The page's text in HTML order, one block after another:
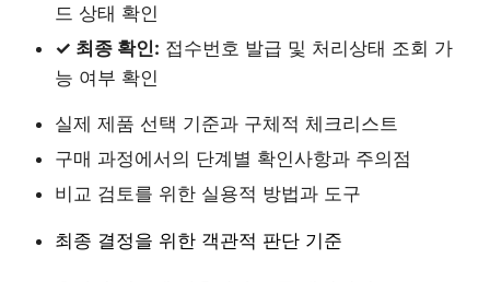
드 상태 확인
✓ 최종 확인: 접수번호 발급 및 처리상태 조회 가
능 여부 확인
실제 제품 선택 기준과 구체적 체크리스트
구매 과정에서의 단계별 확인사항과 주의점
비교 검토를 위한 실용적 방법과 도구
최종 결정을 위한 객관적 판단 기준